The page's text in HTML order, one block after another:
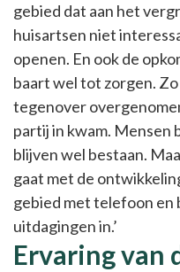
gebied dat aan het
huisartsen niet
openen. En ook de
baart wel tot zorgen.
tegenover
partij in kwam. Mensen
blijven wel bestaan.
gaat met de
gebied met telefoon en
uitdagingen in.’
Ervaring van